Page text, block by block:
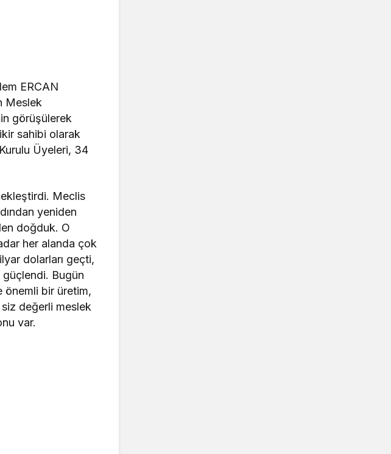
ERCAN
Meslek
görüşülerek
sahibi olarak
Kurulu Üyeleri, 34
Meclis
yeniden
doğduk. O
her alanda çok
dolarları geçti,
güçlendi. Bugün
önemli bir üretim,
değerli meslek
var.